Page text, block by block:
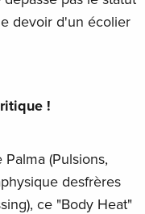
devoir d'un écolier
!
(Pulsions,
desfrères
ce "Body Heat"